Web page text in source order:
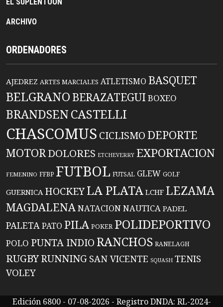
EL SUPLENTOON
ARCHIVO
ORDENADORES
AJEDREZ ARTES MARCIALES ATLETISMO BASQUET
BELGRANO BERAZATEGUIBOXEO
BRANDSENCASTELLI
CHASCOMUS CICLISMO DEPORTE
MOTORDOLORES ETCHEVERRY EXPORTACION
FEMENINO FFBP FUTBOL FUTSAL GLEW GOLF
GUERNICA HOCKEYLA PLATA LCHF LEZAMA
MAGDALENANATACIONNAUTICA PADEL
PALETAPATO PILA POKER POLIDEPORTIVO
POLO PUNTA INDIO RANCHOS RANELAGH
RUGBYRUNNING SAN VICENTE SQUASH TENIS
VOLEY
Edición 6800 - 07-08-2026 - Registro DNDA: RL-2024-